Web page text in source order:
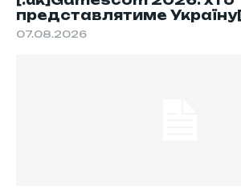
представлятиме
07.08.2026